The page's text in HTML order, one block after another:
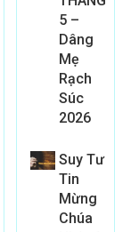
5 –
Dâng
Mẹ
Rạch
Súc
2026
Suy Tư
Tin
Mừng
Chúa